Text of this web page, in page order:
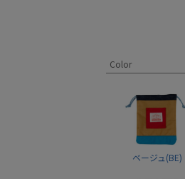
Color
ベージュ(BE)